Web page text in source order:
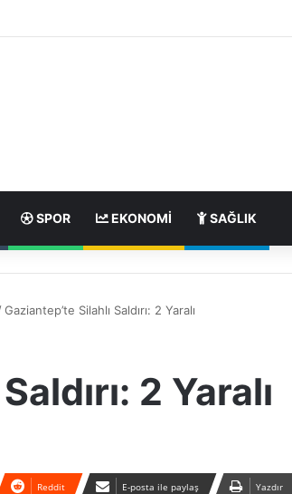
SPOR EKONOMI SAĞLIK
Gaziantep’te Silahlı Saldırı: 2 Yaralı
2 Yaralı
Reddit E-posta ile paylaş Yazdır